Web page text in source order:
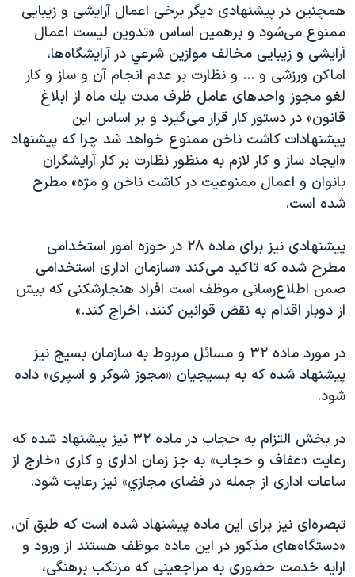
همچنين در پيشنهادی دیگر برخی اعمال آرايشی و زيبايی
ممنوع می‌شود و برهمین اساس «تدوين ليست اعمال
آرايشی و زيبايی مخالف موازين شرعي در آرايشگاه‌ها،
اماكن ورزشی و ... و نظارت بر عدم انجام آن و ساز و كار
لغو مجوز واحدهای عامل ظرف مدت يك ماه از ابلاغ
قانون» در دستور کار قرار می‌گیرد و بر اساس این
پیشنهادات كاشت ناخن ممنوع خواهد شد چرا که پیشنهاد
«ايجاد ساز و كار لازم به منظور نظارت بر كار آرايشگران
بانوان و اعمال ممنوعيت در كاشت ناخن و مژه» مطرح
شده است.
پیشنهادی نیز برای ماده ۲۸ در حوزه امور استخدامی
مطرح شده که تاکید می‌کند «سازمان اداری استخدامی
ضمن اطلاع‌رسانی موظف است افراد هنجار‌شكنی كه بيش
از دوبار اقدام به نقض قوانين كنند، اخراج كند.»
در مورد ماده ۳۲ و مسائل مربوط به سازمان بسيج نیز
پیشنهاد شده که به بسیجیان «مجوز شوكر و اسپری» داده
شود.
در بخش التزام به حجاب در ماده ۳۲ نیز پیشنهاد شده که
رعایت «عفاف و حجاب» به جز زمان اداری و کاری «خارج از
ساعات اداری از جمله در فضای مجازي» نیز رعایت شود.
تبصره‌ای نيز برای اين ماده پيشنهاد شده است كه طبق آن،
«دستگاه‌های مذكور در اين ماده موظف هستند از ورود و
ارايه خدمت حضوری به مراجعينی كه مرتكب برهنگی،